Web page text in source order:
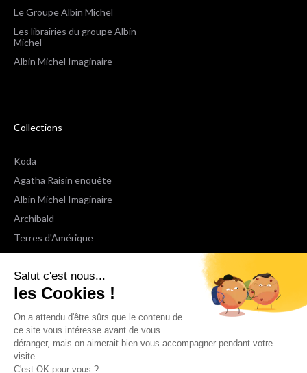
Salut c'est nous...
les Cookies !
On a attendu d'être sûrs que le contenu de
ce site vous intéresse avant de vous
déranger, mais on aimerait bien vous accompagner pendant votre
visite...
C'est OK pour vous ?
Le Groupe Albin Michel
Les librairies du groupe Albin
Michel
Albin Michel Imaginaire
Collections
Koda
Agatha Raisin enquête
Albin Michel Imaginaire
Archibald
Terres d'Amérique
Espaces Libres Poche
NOX
Wiz
Voir toutes les collections
Nous suivre